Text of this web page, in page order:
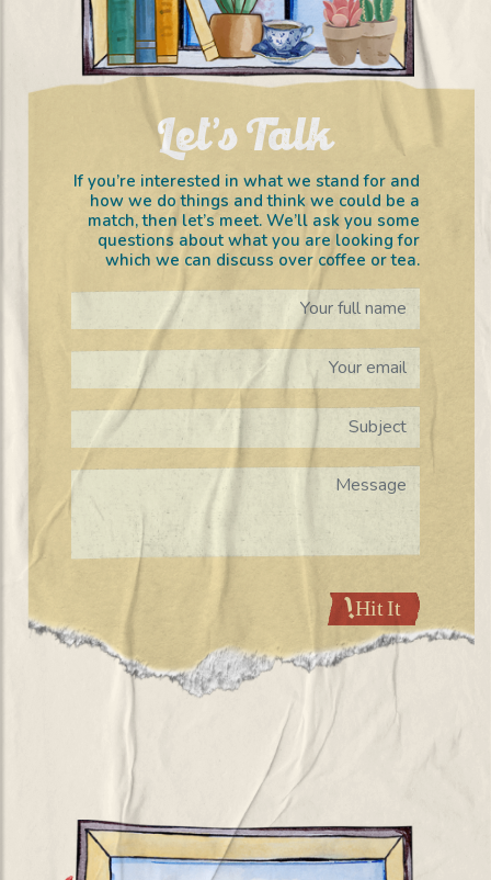
Let’s Talk
If you’re interested in what we stand for and
how we do things and think we could be a
match, then let’s meet. We’ll ask you some
questions about what you are looking for
which we can discuss over coffee or tea.